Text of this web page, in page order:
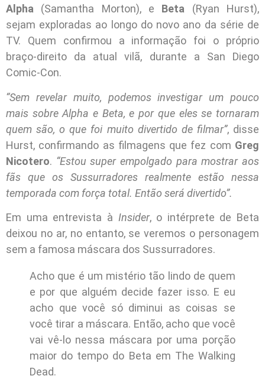
Alpha (Samantha Morton), e Beta (Ryan Hurst),
sejam exploradas ao longo do novo ano da série de
TV. Quem confirmou a informação foi o próprio
braço-direito da atual vilã, durante a San Diego
Comic-Con.
“Sem revelar muito, podemos investigar um pouco
mais sobre Alpha e Beta, e por que eles se tornaram
quem são, o que foi muito divertido de filmar”, disse
Hurst, confirmando as filmagens que fez com Greg
Nicotero. “Estou super empolgado para mostrar aos
fãs que os Sussurradores realmente estão nessa
temporada com força total. Então será divertido”.
Em uma entrevista à Insider, o intérprete de Beta
deixou no ar, no entanto, se veremos o personagem
sem a famosa máscara dos Sussurradores.
Acho que é um mistério tão lindo de quem
e por que alguém decide fazer isso. E eu
acho que você só diminui as coisas se
você tirar a máscara. Então, acho que você
vai vê-lo nessa máscara por uma porção
maior do tempo do Beta em The Walking
Dead.